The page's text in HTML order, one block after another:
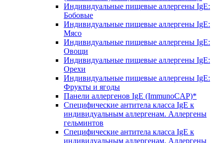
Индивидуальные пищевые аллергены IgE:
Бобовые
Индивидуальные пищевые аллергены IgE:
Мясо
Индивидуальные пищевые аллергены IgE:
Овощи
Индивидуальные пищевые аллергены IgE:
Орехи
Индивидуальные пищевые аллергены IgE:
Фрукты и ягоды
Панели аллергенов IgE (ImmunoCAP)*
Специфические антитела класса IgE к
индивидуальным аллергенам. Аллергены
гельминтов
Специфические антитела класса IgE к
индивидуальным аллергенам. Аллергены